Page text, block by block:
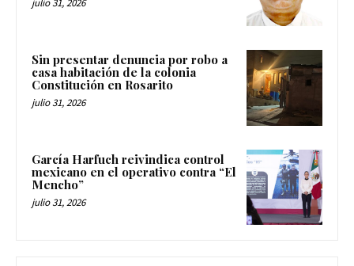
julio 31, 2026
Sin presentar denuncia por robo a
casa habitación de la colonia
Constitución en Rosarito
julio 31, 2026
García Harfuch reivindica control
mexicano en el operativo contra “El
Mencho”
julio 31, 2026